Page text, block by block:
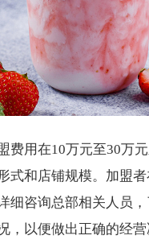
费用在10万元至30万
式和店铺规模。加盟
细咨询总部相关人员
，以便做出正确的经营